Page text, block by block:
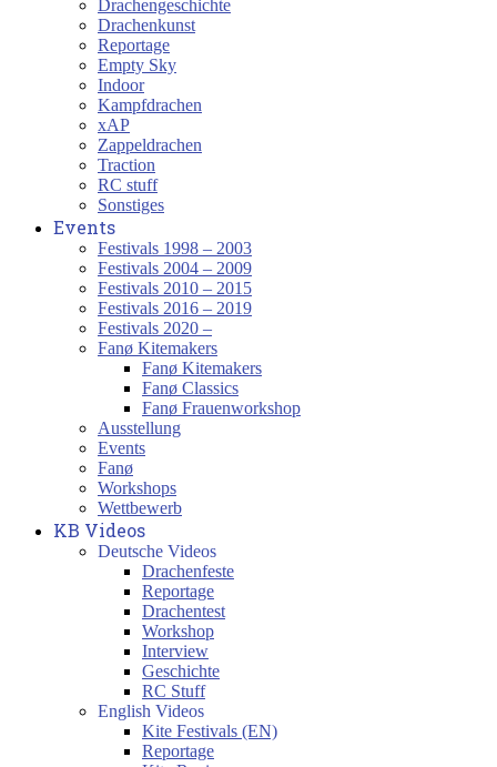
Drachengeschichte
Drachenkunst
Reportage
Empty Sky
Indoor
Kampfdrachen
xAP
Zappeldrachen
Traction
RC stuff
Sonstiges
Events
Festivals 1998 – 2003
Festivals 2004 – 2009
Festivals 2010 – 2015
Festivals 2016 – 2019
Festivals 2020 –
Fanø Kitemakers
Fanø Kitemakers
Fanø Classics
Fanø Frauenworkshop
Ausstellung
Events
Fanø
Workshops
Wettbewerb
KB Videos
Deutsche Videos
Drachenfeste
Reportage
Drachentest
Workshop
Interview
Geschichte
RC Stuff
English Videos
Kite Festivals (EN)
Reportage